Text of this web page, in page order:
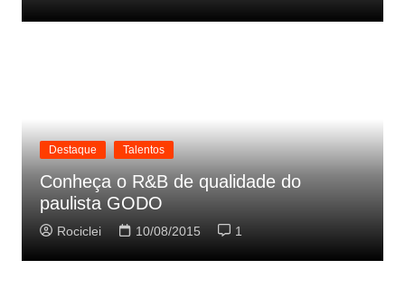
Destaque Talentos
Conheça o R&B de qualidade do
paulista GODO
Rociclei 10/08/2015 1